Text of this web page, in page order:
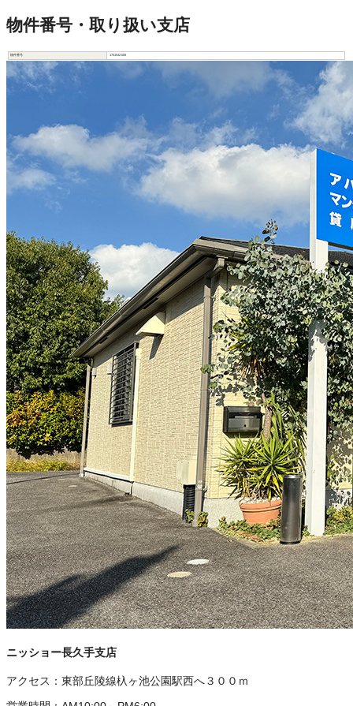
物件番号・取り扱い支店
物件番号 1701542-008
ニッショー長久手支店
アクセス： 東部丘陵線杁ヶ池公園駅西へ３００ｍ